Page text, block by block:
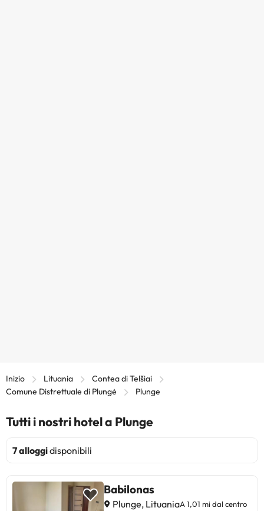
Inizio Lituania
Contea di Telšiai
Comune Distrettuale di Plungė
Plunge
Tutti i nostri hotel a Plunge
7 alloggidisponibili
Babilonas
Plunge, LituaniaA 1,01 mi dal centro